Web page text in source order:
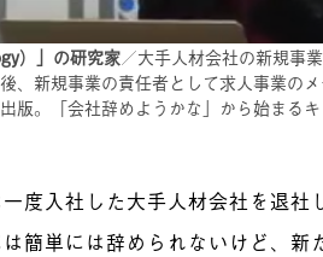
）」の研究家／大手人材会社の新規事
、新規事業の責任者として求人事業
版。「会社辞めようかな」から始まるキ
度入社した大手人材会社を退社
簡単には辞められないけど、新